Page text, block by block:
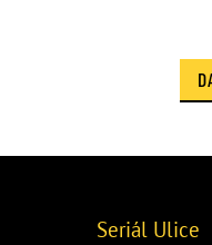
Seriál Ulice